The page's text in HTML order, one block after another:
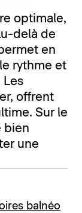
optimale,
delà de
en
rythme et
Les
offrent
Sur le
bien
une
balnéo